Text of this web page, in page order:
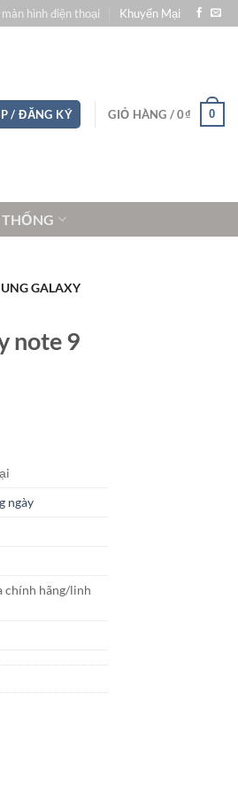
hình điện thoại Khuyến Mại
/ ĐĂNG KÝ GIỎ HÀNG /0₫ 0
GALAXY
note 9
ngày
chính hãng/linh